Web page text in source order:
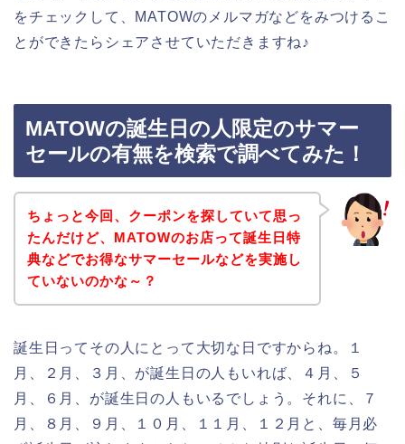
をチェックして、MATOWのメルマガなどをみつけるこ
とができたらシェアさせていただきますね♪
MATOWの誕生日の人限定のサマー
セールの有無を検索で調べてみた！
ちょっと今回、クーポンを探していて思っ
たんだけど、MATOWのお店って誕生日特
典などでお得なサマーセールなどを実施し
ていないのかな～？
誕生日ってその人にとって大切な日ですからね。１
月、２月、３月、が誕生日の人もいれば、４月、５
月、６月、が誕生日の人もいるでしょう。それに、７
月、８月、９月、１０月、１１月、１２月と、毎月必